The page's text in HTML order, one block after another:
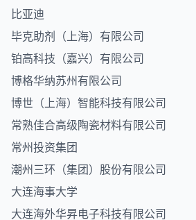
比亚迪
毕克助剂（上海）有限公司
铂高科技（嘉兴）有限公司
博格华纳苏州有限公司
博世（上海）智能科技有限公司
常熟佳合高级陶瓷材料有限公司
常州投资集团
潮州三环（集团）股份有限公司
大连海事大学
大连海外华昇电子科技有限公司